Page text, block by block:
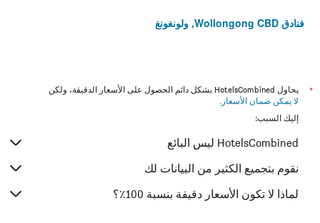
فنادق Wollongong CBD, ولونغونغ
*
يحاول HotelsCombined بشكل دائم الحصول على الأسعار الدقيقة، ولكن
لا يمكن ضمان الأسعار .
إليك السبب:
HotelsCombined ليس البائع
نقوم بتجميع الكثير من البيانات لك
لماذا لا تكون الأسعار دقيقة بنسبة 100٪؟